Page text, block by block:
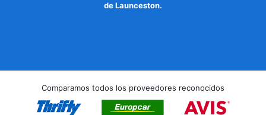
de Launceston.
Comparamos todos los proveedores reconocidos